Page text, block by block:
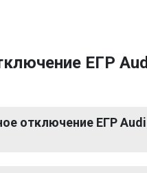
ЕГР
отключение ЕГР Audi